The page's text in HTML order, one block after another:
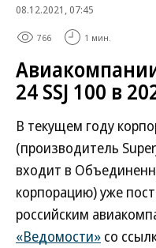
08.12.2021, 07:45
766 1 мин.
24 SSJ 100 в
В текущем году
(производитель
входит в
корпорацию) уже
российским
«Ведомости» со